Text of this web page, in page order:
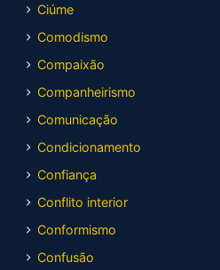
Ciúme
Comodismo
Compaixão
Companheirismo
Comunicação
Condicionamento
Confiança
Conflito interior
Conformismo
Confusão